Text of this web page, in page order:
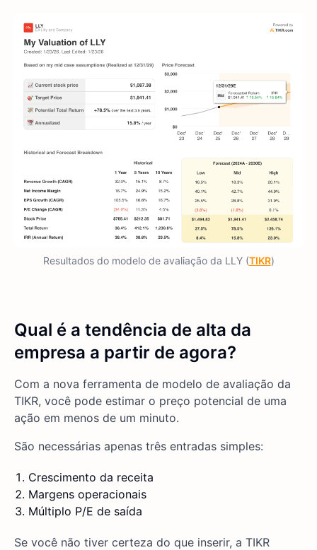
Resultados do modelo de avaliação da LLY (TIKR)
Qual é a tendência de alta da
empresa a partir de agora?
Com a nova ferramenta de modelo de avaliação da
TIKR, você pode estimar o preço potencial de uma
ação em menos de um minuto.
São necessárias apenas três entradas simples:
Crescimento da receita
Margens operacionais
Múltiplo P/E de saída
Se você não tiver certeza do que inserir, a TIKR